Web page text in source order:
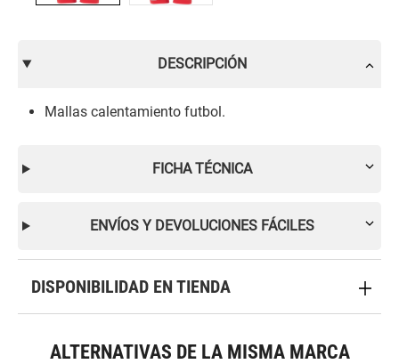
DESCRIPCIÓN
Mallas calentamiento futbol.
FICHA TÉCNICA
ENVÍOS Y DEVOLUCIONES FÁCILES
DISPONIBILIDAD EN TIENDA
ALTERNATIVAS DE LA MISMA MARCA